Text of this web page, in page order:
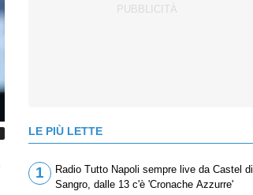
LE PIÙ LETTE
1
Radio Tutto Napoli sempre live da Castel di
Sangro, dalle 13 c'è 'Cronache Azzurre'